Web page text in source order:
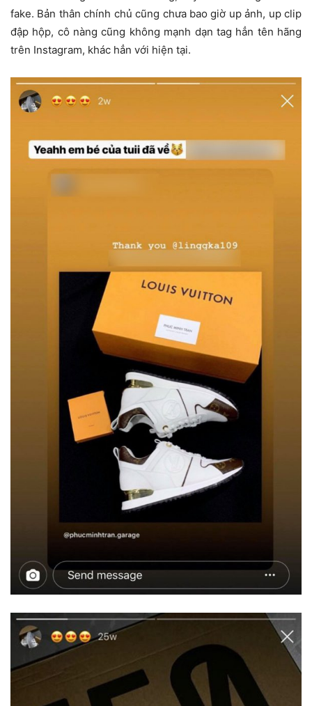
fake. Bản thân chính chủ cũng chưa bao giờ up ảnh, up clip
đập hộp, cô nàng cũng không mạnh dạn tag hẳn tên hãng
trên Instagram, khác hẳn với hiện tại.